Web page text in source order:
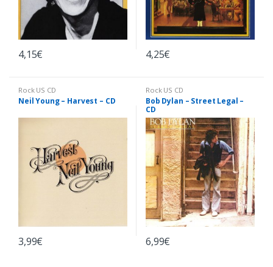
4,15€ 4,25€
Rock US CD
Neil Young – Harvest – CD
3,99€
Rock US CD
Bob Dylan – Street Legal –
CD
6,99€